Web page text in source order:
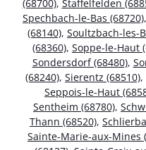
(68700), Staffelfelden
Spechbach-le-Bas (68720),
(68140), Soultzbach-les-
(68360), Soppe-le-Haut
Sondersdorf (68480),
(68240), Sierentz (68510),
Seppois-le-Haut
Sentheim (68780),
Thann (68520),
Sainte-Marie-aux-Mines